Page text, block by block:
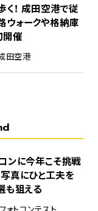
！ 成田空港で従
ウォークや格納庫
開催
田空港
ンに今年こそ挑戦
真にひと工夫を
も狙える